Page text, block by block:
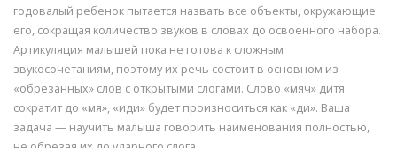
годовалый ребенок пытается назвать все объекты, окружающие
его, сокращая количество звуков в словах до освоенного набора.
Артикуляция малышей пока не готова к сложным
звукосочетаниям, поэтому их речь состоит в основном из
«обрезанных» слов с открытыми слогами. Слово «мяч» дитя
сократит до «мя», «иди» будет произноситься как «ди». Ваша
задача — научить малыша говорить наименования полностью,